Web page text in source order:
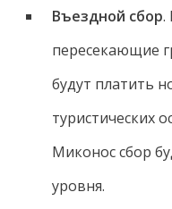
Въездной сбор.
пересекающие
будут платить
туристических
Миконос сбор
уровня.